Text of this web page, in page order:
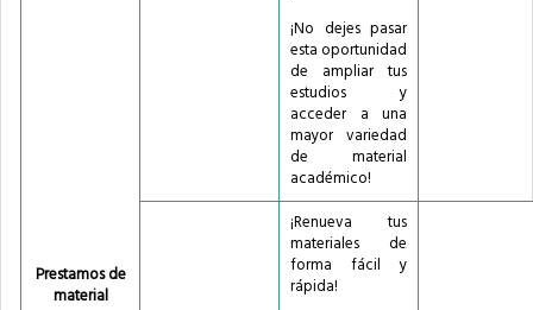
Prestamos de
material
¡No dejes pasar
esta oportunidad
de ampliar tus
estudios y
acceder a una
mayor variedad
de material
académico!
¡Renueva tus
materiales de
forma fácil y
rápida!